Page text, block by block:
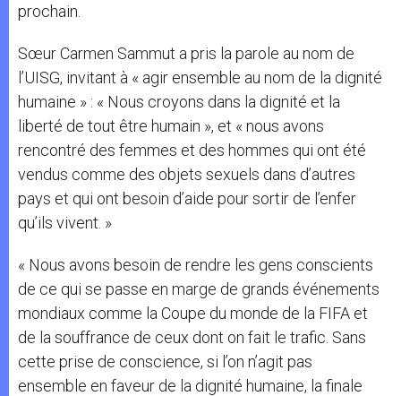
prochain.
Sœur Carmen Sammut a pris la parole au nom de
l’UISG, invitant à « agir ensemble au nom de la dignité
humaine » : « Nous croyons dans la dignité et la
liberté de tout être humain », et « nous avons
rencontré des femmes et des hommes qui ont été
vendus comme des objets sexuels dans d’autres
pays et qui ont besoin d’aide pour sortir de l’enfer
qu’ils vivent. »
« Nous avons besoin de rendre les gens conscients
de ce qui se passe en marge de grands événements
mondiaux comme la Coupe du monde de la FIFA et
de la souffrance de ceux dont on fait le trafic. Sans
cette prise de conscience, si l’on n’agit pas
ensemble en faveur de la dignité humaine, la finale